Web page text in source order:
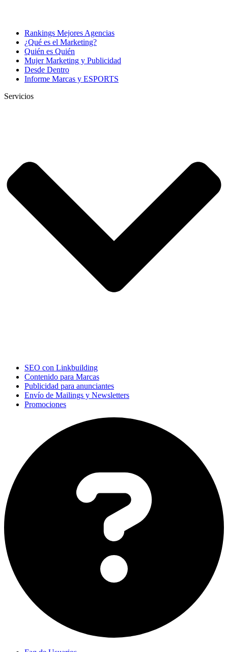
Rankings Mejores Agencias
¿Qué es el Marketing?
Quién es Quién
Mujer Marketing y Publicidad
Desde Dentro
Informe Marcas y ESPORTS
Servicios
SEO con Linkbuilding
Contenido para Marcas
Publicidad para anunciantes
Envío de Mailings y Newsletters
Promociones